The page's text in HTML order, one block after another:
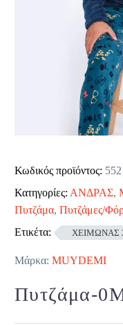
Κωδικός προϊόντος:
Κατηγορίες: ΑΝΔΡΑΣ,
Πυτζάμα, Πυτζάμες/
Ετικέτα:
ΧΕΙΜΩΝΑΣ
Μάρκα: MUYDEMI
Πυτζάμα-